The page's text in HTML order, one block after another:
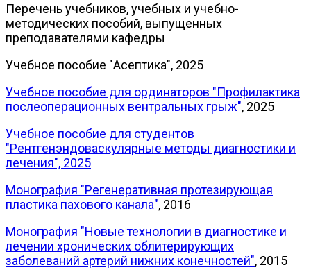
Перечень учебников, учебных и учебно-
методических пособий, выпущенных
преподавателями кафедры
Учебное пособие "Асептика", 2025
Учебное пособие для ординаторов "Профилактика
послеоперационных вентральных грыж", 2025
Учебное пособие для студентов
"Рентгенэндоваскулярные методы диагностики и
лечения", 2025
Монография "Регенеративная протезирующая
пластика пахового канала", 2016
Монография "Новые технологии в диагностике и
лечении хронических облитерирующих
заболеваний артерий нижних конечностей", 2015